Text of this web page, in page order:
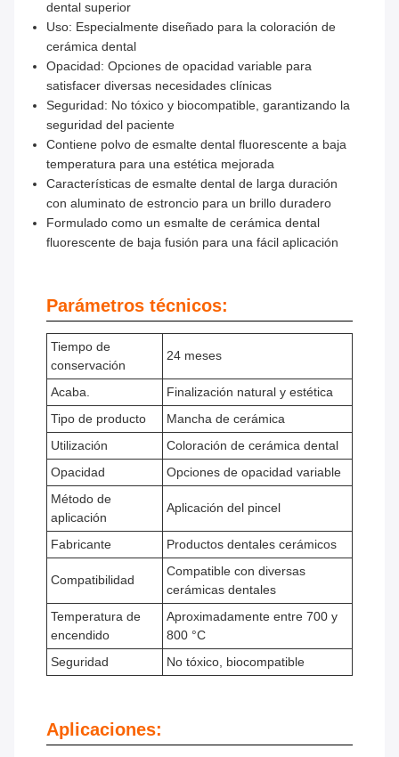
dental superior
Uso: Especialmente diseñado para la coloración de
cerámica dental
Opacidad: Opciones de opacidad variable para
satisfacer diversas necesidades clínicas
Seguridad: No tóxico y biocompatible, garantizando la
seguridad del paciente
Contiene polvo de esmalte dental fluorescente a baja
temperatura para una estética mejorada
Características de esmalte dental de larga duración
con aluminato de estroncio para un brillo duradero
Formulado como un esmalte de cerámica dental
fluorescente de baja fusión para una fácil aplicación
Parámetros técnicos:
Tiempo de
conservación
24 meses
Acaba.
Finalización natural y estética
Tipo de producto
Mancha de cerámica
Utilización
Coloración de cerámica dental
Opacidad
Opciones de opacidad variable
Método de
aplicación
Aplicación del pincel
Fabricante Productos dentales cerámicos
Compatibilidad
Compatible con diversas
cerámicas dentales
Temperatura de
encendido
Aproximadamente entre 700 y
800 °C
Seguridad
No tóxico, biocompatible
Aplicaciones: